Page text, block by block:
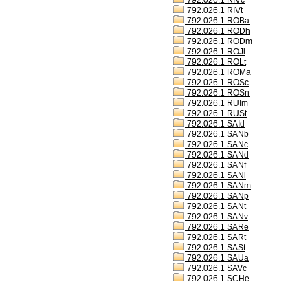
792.026.1 RIVt
792.026.1 ROBa
792.026.1 RODh
792.026.1 RODm
792.026.1 ROJl
792.026.1 ROLt
792.026.1 ROMa
792.026.1 ROSc
792.026.1 ROSn
792.026.1 RUIm
792.026.1 RUSt
792.026.1 SAId
792.026.1 SANb
792.026.1 SANc
792.026.1 SANd
792.026.1 SANf
792.026.1 SANl
792.026.1 SANm
792.026.1 SANp
792.026.1 SANt
792.026.1 SANv
792.026.1 SARe
792.026.1 SARt
792.026.1 SASt
792.026.1 SAUa
792.026.1 SAVc
792.026.1 SCHe